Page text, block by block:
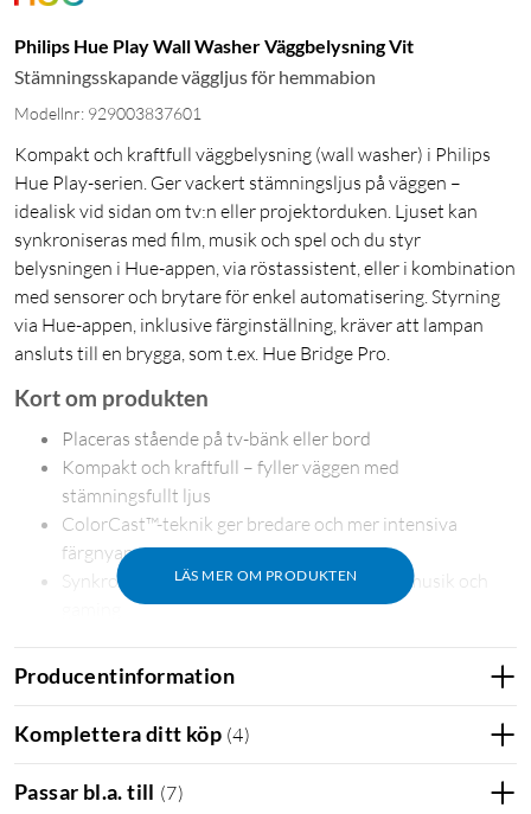
Philips Hue Play Wall Washer Väggbelysning Vit
Stämningsskapande väggljus för hemmabion
Modellnr: 929003837601
Kompakt och kraftfull väggbelysning (wall washer) i Philips
Hue Play-serien. Ger vackert stämningsljus på väggen –
idealisk vid sidan om tv:n eller projektorduken. Ljuset kan
synkroniseras med film, musik och spel och du styr
belysningen i Hue-appen, via röstassistent, eller i kombination
med sensorer och brytare för enkel automatisering. Styrning
via Hue-appen, inklusive färginställning, kräver att lampan
ansluts till en brygga, som t.ex. Hue Bridge Pro.
LÄS MER OM PRODUKTEN
Kort om produkten
Placeras stående på tv-bänk eller bord
Kompakt och kraftfull – fyller väggen med
stämningsfullt ljus
ColorCast™-teknik ger bredare och mer intensiva
färgnyanser
Synkroniserad belysning – perfekt för film, musik och
Ansluts till Hue Bridge eller Bridge Pro för full
Styrs via Hue-app, röst, sensorer eller brytare
Elegant stämningsljus med bred ljusspridning
Producentinformation
Komplettera ditt köp (4)
Passar bl.a. till (7)